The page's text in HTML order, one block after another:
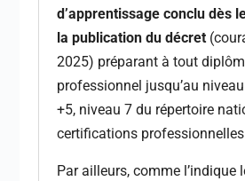
d’apprentissage conclu dès
la publication du décret
2025) préparant à tout
professionnel jusqu’au
+5, niveau 7 du répertoire
certifications professionnelles
Par ailleurs, comme l’indique